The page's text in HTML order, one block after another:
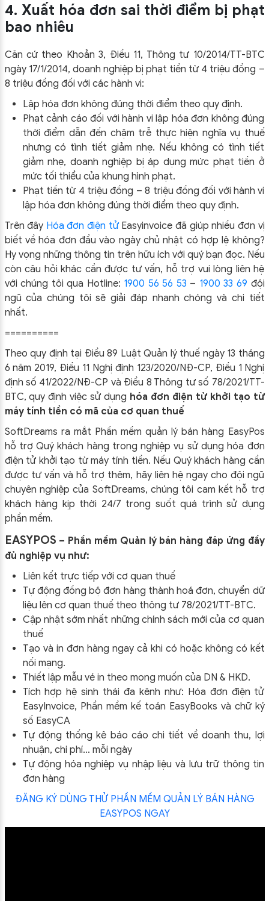
4. Xuất hóa đơn sai thời điểm bị phạt
bao nhiêu
Căn cứ theo Khoản 3, Điều 11, Thông tư 10/2014/TT-BTC
ngày 17/1/2014, doanh nghiệp bị phạt tiền từ 4 triệu đồng –
8 triệu đồng đối với các hành vi:
Lập hóa đơn không đúng thời điểm theo quy định.
Phạt cảnh cáo đối với hành vi lập hóa đơn không đúng
thời điểm dẫn đến chậm trễ thực hiện nghĩa vụ thuế
nhưng có tình tiết giảm nhẹ. Nếu không có tình tiết
giảm nhẹ, doanh nghiệp bị áp dụng mức phạt tiền ở
mức tối thiểu của khung hình phạt.
Phạt tiền từ 4 triệu đồng – 8 triệu đồng đối với hành vi
lập hóa đơn không đúng thời điểm theo quy định.
Trên đây Hóa đơn điện tử Easyinvoice đã giúp nhiều đơn vị
biết về hóa đơn đầu vào ngày chủ nhật có hợp lệ không?
Hy vọng những thông tin trên hữu ích với quý bạn đọc. Nếu
còn câu hỏi khác cần được tư vấn, hỗ trợ vui lòng liên hệ
với chúng tôi qua Hotline: 1900 56 56 53 – 1900 33 69 đội
ngũ của chúng tôi sẽ giải đáp nhanh chóng và chi tiết
nhất.
==========
Theo quy định tại Điều 89 Luật Quản lý thuế ngày 13 tháng
6 năm 2019, Điều 11 Nghị định 123/2020/NĐ-CP, Điều 1 Nghị
định số 41/2022/NĐ-CP và Điều 8 Thông tư số 78/2021/TT-
BTC, quy định việc sử dụng hóa đơn điện tử khởi tạo từ
máy tính tiền có mã của cơ quan thuế
SoftDreams ra mắt Phần mềm quản lý bán hàng EasyPos
hỗ trợ Quý khách hàng trong nghiệp vụ sử dụnghóa đơn
điện tử khởi tạo từ máy tính tiền. Nếu Quý khách hàng cần
được tư vấn và hỗ trợ thêm, hãy liên hệ ngay cho đội ngũ
chuyên nghiệp của SoftDreams, chúng tôi cam kết hỗ trợ
khách hàng kịp thời 24/7 trong suốt quá trình sử dụng
phần mềm.
EASYPOS – Phần mềm Quản lý bán hàng đáp ứng đầy
đủ nghiệp vụ như:
Liên kết trực tiếp với cơ quan thuế
Tự động đồng bộ đơn hàng thành hoá đơn, chuyển dữ
liệu lên cơ quan thuế theo thông tư 78/2021/TT-BTC.
Cập nhật sớm nhất những chính sách mới của cơ quan
thuế
Tạo và in đơn hàng ngay cả khi có hoặc không có kết
nối mạng.
Thiết lập mẫu vé in theo mong muốn của DN & HKD.
Tích hợp hệ sinh thái đa kênh như: Hóa đơn điện tử
EasyInvoice, Phần mềm kế toán EasyBooks và chữ ký
số EasyCA
Tự động thống kê báo cáo chi tiết về doanh thu, lợi
nhuận, chi phí… mỗi ngày
Tự động hóa nghiệp vụ nhập liệu và lưu trữ thông tin
đơn hàng
ĐĂNG KÝ DÙNG THỬ PHẦN MỀM QUẢN LÝ BÁN HÀNG
EASYPOS NGAY